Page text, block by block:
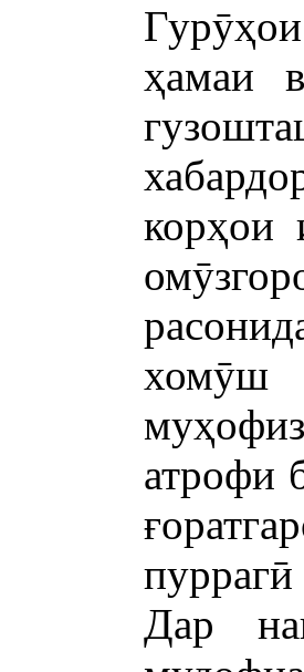
ҳамаи
корҳои
атрофи
Дар